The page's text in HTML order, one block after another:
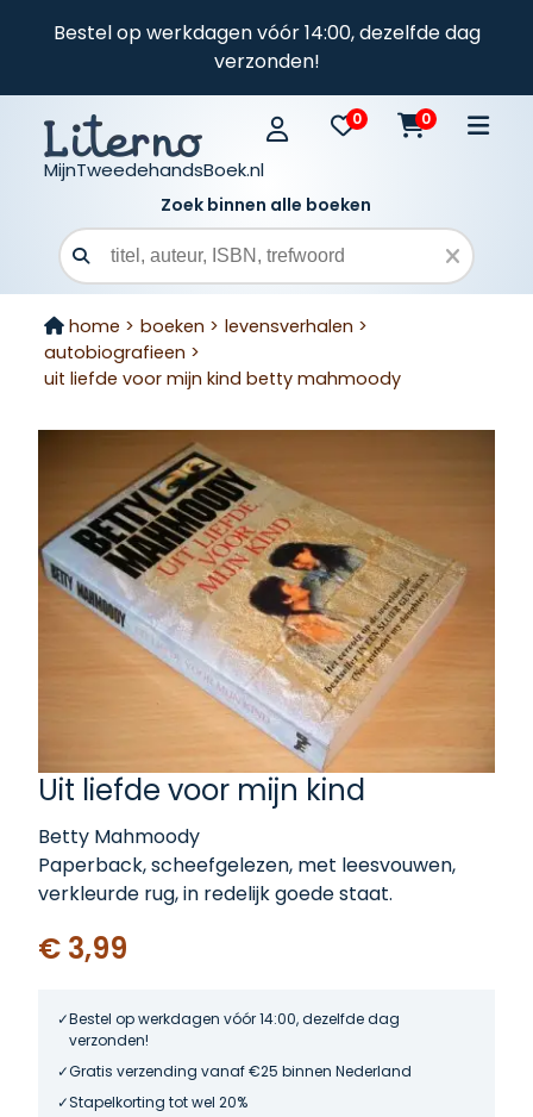
Bestel op werkdagen vóór 14:00, dezelfde dag
verzonden!
MijnTweedehandsBoek.nl
0 0
Zoek binnen alle boeken
Zoekveld
home > boeken > levensverhalen >
autobiografieen >
uit liefde voor mijn kind betty mahmoody
Uit liefde voor mijn kind
Betty Mahmoody
Paperback, scheefgelezen, met leesvouwen,
verkleurde rug, in redelijk goede staat.
€ 3,99
Bestel op werkdagen vóór 14:00, dezelfde dag
verzonden!
Gratis verzending vanaf €25 binnen Nederland
Stapelkorting tot wel 20%